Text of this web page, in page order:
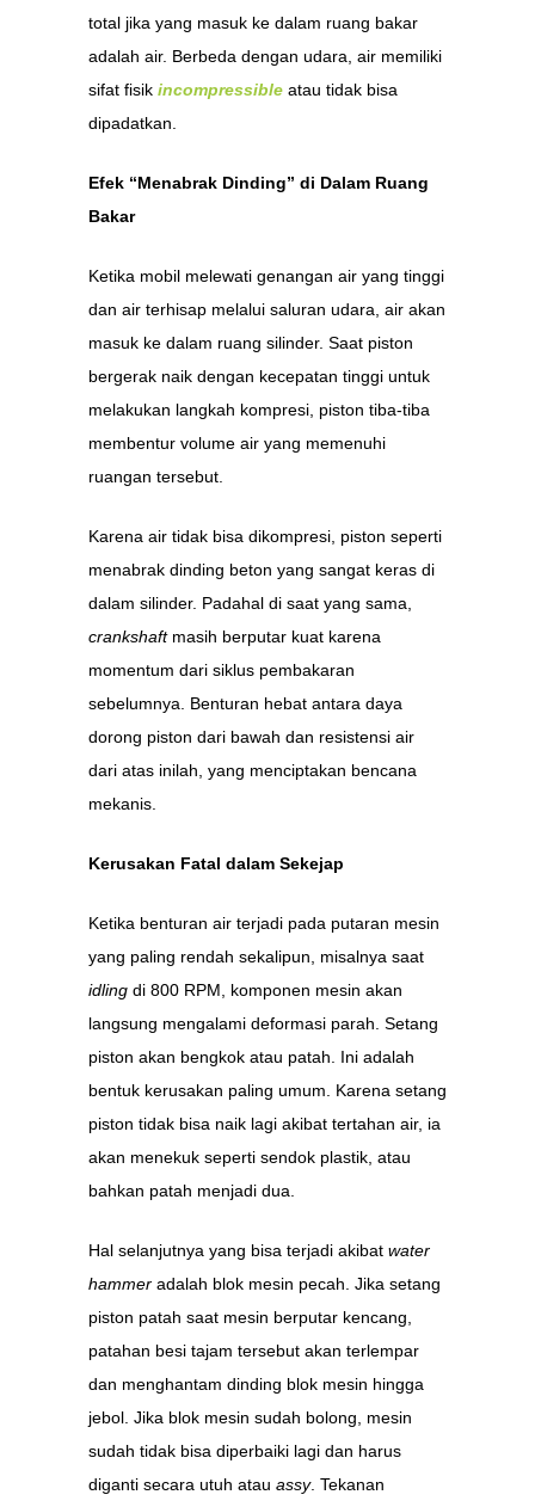
total jika yang masuk ke dalam ruang bakar
adalah air. Berbeda dengan udara, air memiliki
sifat fisik incompressible atau tidak bisa
dipadatkan.
Efek “Menabrak Dinding” di Dalam Ruang
Bakar
Ketika mobil melewati genangan air yang tinggi
dan air terhisap melalui saluran udara, air akan
masuk ke dalam ruang silinder. Saat piston
bergerak naik dengan kecepatan tinggi untuk
melakukan langkah kompresi, piston tiba-tiba
membentur volume air yang memenuhi
ruangan tersebut.
Karena air tidak bisa dikompresi, piston seperti
menabrak dinding beton yang sangat keras di
dalam silinder. Padahal di saat yang sama,
crankshaftmasih berputar kuat karena
momentum dari siklus pembakaran
sebelumnya. Benturan hebat antara daya
dorong piston dari bawah dan resistensi air
dari atas inilah, yang menciptakan bencana
mekanis.
Kerusakan Fatal dalam Sekejap
Ketika benturan air terjadi pada putaran mesin
yang paling rendah sekalipun, misalnya saat
idling di 800 RPM, komponen mesin akan
langsung mengalami deformasi parah. Setang
piston akan bengkok atau patah. Ini adalah
bentuk kerusakan paling umum. Karena setang
piston tidak bisa naik lagi akibat tertahan air, ia
akan menekuk seperti sendok plastik, atau
bahkan patah menjadi dua.
Hal selanjutnya yang bisa terjadi akibat water
hammer adalah blok mesin pecah. Jika setang
piston patah saat mesin berputar kencang,
patahan besi tajam tersebut akan terlempar
dan menghantam dinding blok mesin hingga
jebol. Jika blok mesin sudah bolong, mesin
sudah tidak bisa diperbaiki lagi dan harus
diganti secara utuh atau assy. Tekanan